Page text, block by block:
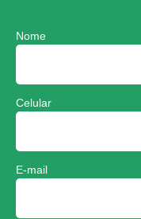
Nome
Celular
E-mail